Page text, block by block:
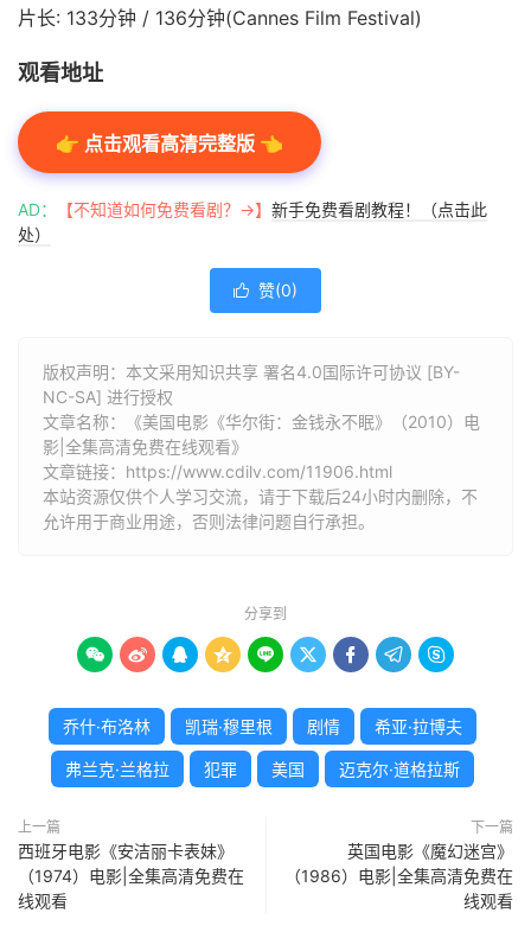
片长: 133分钟 / 136分钟(Cannes Film Festival)
观看地址
👉 点击观看高清完整版 👈
AD： 【不知道如何免费看剧？→】 新手免费看剧教程！（点击此
处）
 赞(0)
版权声明：本文采用知识共享 署名4.0国际许可协议 [BY-
NC-SA] 进行授权
文章名称：《美国电影《华尔街：金钱永不眠》（2010）电
影|全集高清免费在线观看》
文章链接： https://www.cdilv.com/11906.html
本站资源仅供个人学习交流，请于下载后24小时内删除，不
允许用于商业用途，否则法律问题自行承担。
分享到
        
乔什·布洛林 凯瑞·穆里根 剧情 希亚·拉博夫
弗兰克·兰格拉 犯罪 美国 迈克尔·道格拉斯
上一篇
西班牙电影《安洁丽卡表妹》
（1974）电影|全集高清免费在
线观看
下一篇
英国电影《魔幻迷宫》
（1986）电影|全集高清免费在
线观看